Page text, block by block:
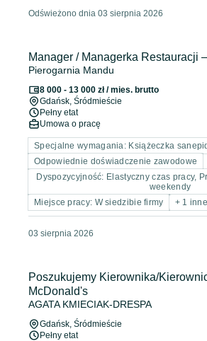
Odświeżono dnia 03 sierpnia 2026
Manager / Managerka Restauracji
Pierogarnia Mandu
8 000 - 13 000 zł / mies. brutto
Gdańsk, Śródmieście
Pełny etat
Umowa o pracę
Specjalne wymagania: Książeczka
Odpowiednie doświadczenie zawodowe
Dyspozycyjność: Elastyczny czas pracy,
weekendy
Miejsce pracy: W siedzibie firmy
+ 1 inne
03 sierpnia 2026
Poszukujemy Kierownika/
McDonald's
AGATA KMIECIAK-DRESPA
Gdańsk, Śródmieście
Pełny etat